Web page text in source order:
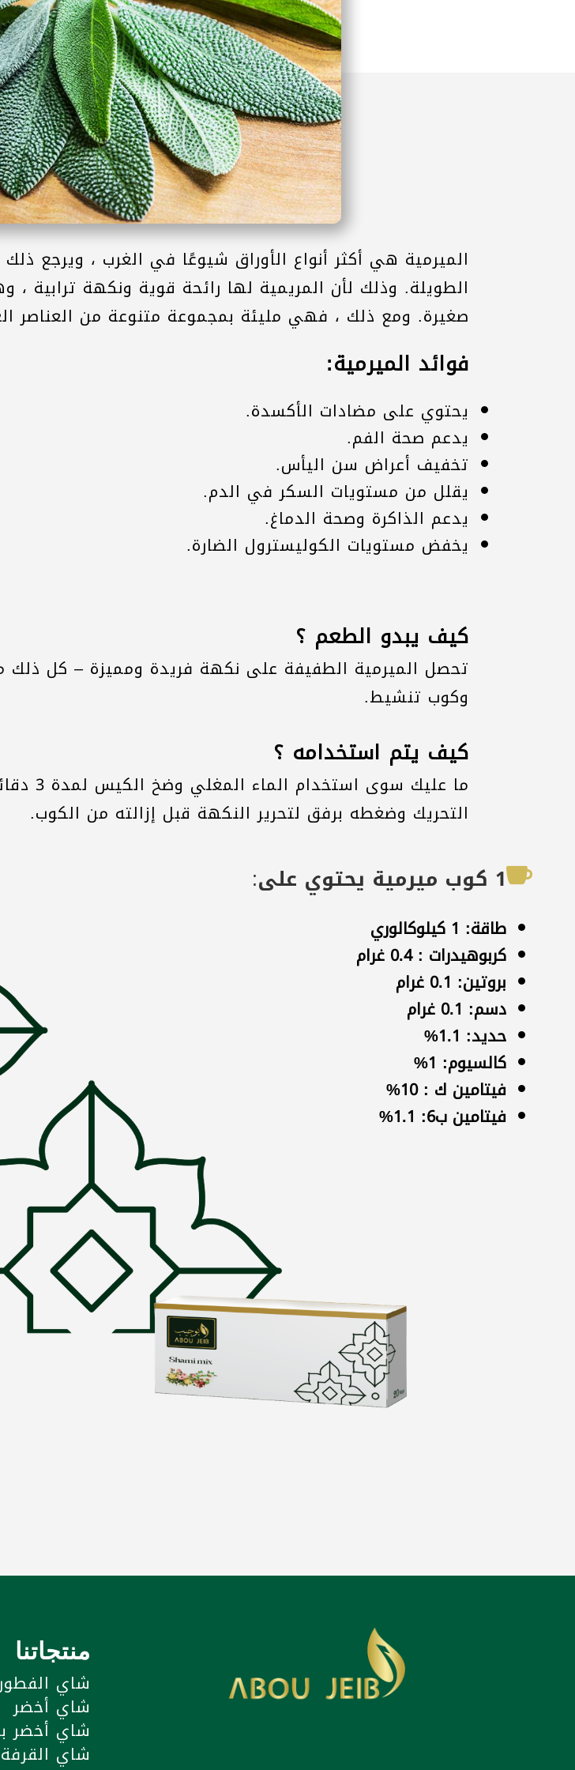
الميرمية هي أكثر أنواع الأوراق شيوعًا في الغرب ، ويرجع
الطويلة. وذلك لأن المريمية لها رائحة قوية ونكهة
صغيرة. ومع ذلك ، فهي مليئة بمجموعة متنوعة من العناصر
فوائد الميرمية:
يحتوي على مضادات الأكسدة.
يدعم صحة الفم.
تخفيف أعراض سن اليأس.
يقلل من مستويات السكر في الدم.
يدعم الذاكرة وصحة الدماغ.
يخفض مستويات الكوليسترول الضارة.
كيف يبدو الطعم ؟
تحصل الميرمية الطفيفة على نكهة فريدة ومميزة – كل
وكوب تنشيط.
كيف يتم استخدامه ؟
ما
التحريك وضغطه برفق لتحرير النكهة قبل إزالته من الكوب.
1 كوب ميرمية يحتوي على:
طاقة: 1 كيلوكالوري
كربوهيدرات : 0.4 غرام
بروتين: 0.1 غرام
دسم: 0.1 غرام
حديد: 1.1%
كالسيوم: 1%
فيتامين ك : 10%
فيتامين ب6: 1.1%
منتجاتنا
شاي
شاي أخضر
شاي أخضر
شاي القرفة